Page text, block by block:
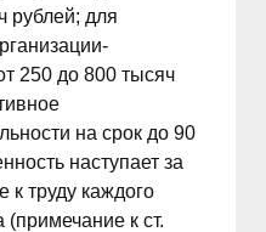
рублей; для
250 до 800 тысяч
на срок до 90
наступает за
к труду каждого
(примечание к ст.